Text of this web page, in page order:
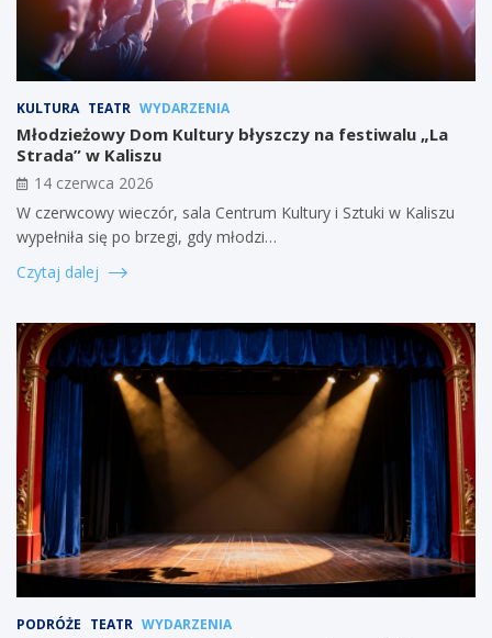
KULTURA TEATR WYDARZENIA
Młodzieżowy Dom Kultury błyszczy na festiwalu „La
Strada” w Kaliszu
14 czerwca 2026
W czerwcowy wieczór, sala Centrum Kultury i Sztuki w Kaliszu
wypełniła się po brzegi, gdy młodzi…
Czytaj dalej
PODRÓŻE TEATR WYDARZENIA